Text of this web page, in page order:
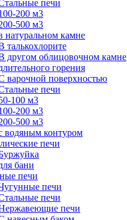
печи
200 м3
500 м3
натуральном камне
талькохлорите
другом облицовочном камне
горения
варочной поверхностью
печи
100 м3
200 м3
500 м3
водяным контуром
печи
бани
печи
печи
печи
печи